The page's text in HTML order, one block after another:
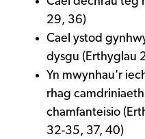
29, 36)
Cael ystod
dysgu (Erthyglau
Yn mwynhau'r
rhag
chamfanteisio
32-35, 37, 40)